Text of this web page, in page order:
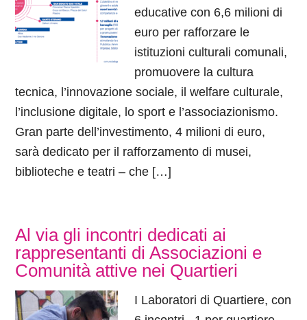
educative con 6,6 milioni di
euro per rafforzare le
istituzioni culturali comunali,
promuovere la cultura
tecnica, l’innovazione sociale, il welfare culturale,
l’inclusione digitale, lo sport e l’associazionismo.
Gran parte dell’investimento, 4 milioni di euro,
sarà dedicato per il rafforzamento di musei,
biblioteche e teatri – che […]
Al via gli incontri dedicati ai
rappresentanti di Associazioni e
Comunità attive nei Quartieri
I Laboratori di Quartiere, con